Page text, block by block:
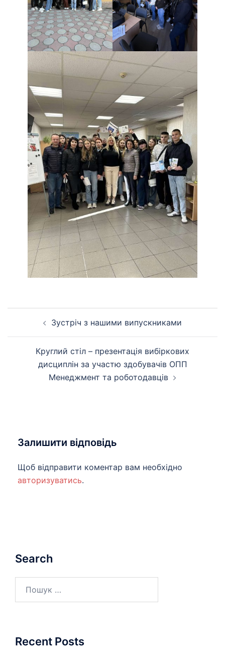
Зустріч з нашими випускниками
Круглий стіл – презентація вибіркових
дисциплін за участю здобувачів ОПП
Менеджмент та роботодавців
Залишити відповідь
Щоб відправити коментар вам необхідно
авторизуватись.
Search
Recent Posts